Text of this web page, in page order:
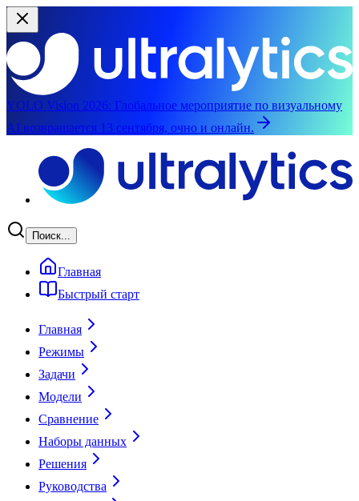
YOLO Vision 2026: Глобальное мероприятие по визуальному
AI возвращается 13 сентября, очно и онлайн.
Поиск...
Главная
Быстрый старт
Главная
Режимы
Задачи
Модели
Сравнение
Наборы данных
Решения
Руководства